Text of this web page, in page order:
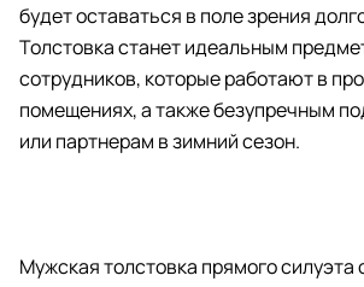
будет оставаться в поле зрения
Толстовка станет идеальным
сотрудников, которые работают в
помещениях, а также безупречным
или партнерам в зимний сезон.
Мужская толстовка прямого